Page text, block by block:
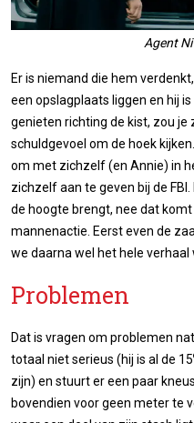
Agent
Er is niemand die hem
een opslagplaats liggen en hij
genieten richting de kist, zou je
schuldgevoel om de hoek
om met zichzelf (en Annie) in
zichzelf aan te geven bij de
de hoogte brengt, nee dat
mannenactie. Eerst even de
we daarna wel het hele verhaal
Problemen
Dat is vragen om problemen
totaal niet serieus (hij is al de 15
zijn) en stuurt er een paar
bovendien voor geen meter te